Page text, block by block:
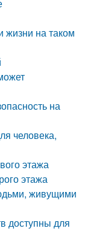
жизни на таком
на
человека,
этажа
этажа
живущими
доступны для